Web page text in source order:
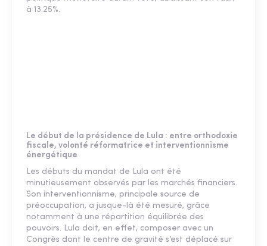
à 13.25%.
Le début de la présidence de Lula : entre orthodoxie
fiscale, volonté réformatrice et interventionnisme
énergétique
Les débuts du mandat de Lula ont été
minutieusement observés par les marchés financiers.
Son interventionnisme, principale source de
préoccupation, a jusque-là été mesuré, grâce
notamment à une répartition équilibrée des
pouvoirs. Lula doit, en effet, composer avec un
Congrès dont le centre de gravité s’est déplacé sur